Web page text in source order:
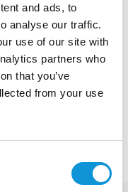
and ads, to
analyse our traffic.
use of our site with
partners who
that you’ve
from your use